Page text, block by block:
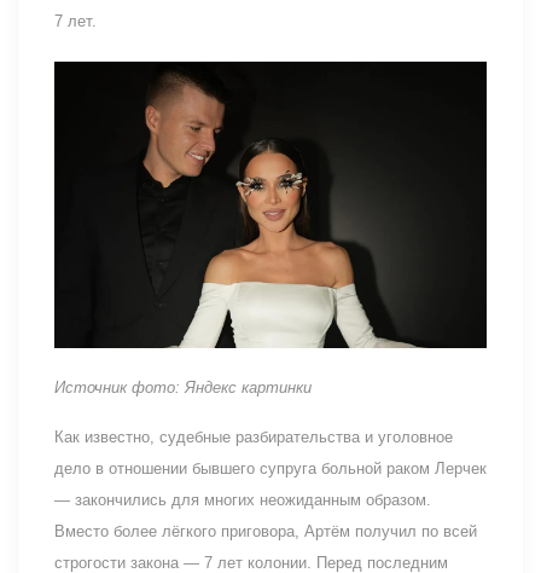
7 лет.
Источник фото: Яндекс картинки
Как известно, судебные разбирательства и уголовное
дело в отношении бывшего супруга больной раком Лерчек
— закончились для многих неожиданным образом.
Вместо более лёгкого приговора, Артём получил по всей
строгости закона — 7 лет колонии. Перед последним